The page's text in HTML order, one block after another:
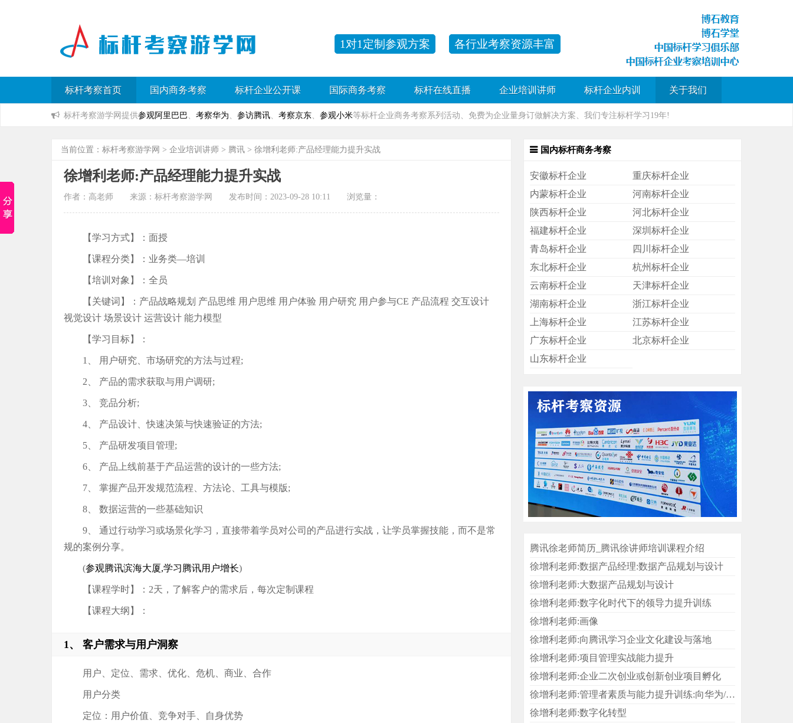
1对1定制参观方案 各行业考察资源丰富
标杆考察首页 国内商务考察 标杆企业公开课 国际商务考察 标杆在线直播 企业培训讲师 标杆企业内训 关于我们
标杆考察游学网提供参观阿里巴巴 考察华为 参访腾讯 考察京东 参观小米等标杆企业商务考察系列活动、免费为企业量身订做解决方案、我们专注标杆学习19年!
当前位置： 标杆考察游学网 > 企业培训讲师 > 腾讯 > 徐增利老师:产品经理能力提升实战
徐增利老师:产品经理能力提升实战
作者：高老师 来源：标杆考察游学网 发布时间：2023-09-28 10:11 浏览量：
【学习方式】：面授
【课程分类】：业务类—培训
【培训对象】：全员
【关键词】：产品战略规划 产品思维 用户思维 用户体验 用户研究 用户参与CE 产品流程 交互设计
视觉设计 场景设计 运营设计 能力模型
【学习目标】：
1、 用户研究、市场研究的方法与过程;
2、 产品的需求获取与用户调研;
3、 竞品分析;
4、 产品设计、快速决策与快速验证的方法;
5、 产品研发项目管理;
6、 产品上线前基于产品运营的设计的一些方法;
7、 掌握产品开发规范流程、方法论、工具与模版;
8、 数据运营的一些基础知识
9、 通过行动学习或场景化学习，直接带着学员对公司的产品进行实战，让学员掌握技能，而不是常
规的案例分享。
(参观腾讯滨海大厦,学习腾讯用户增长)
【课程学时】：2天，了解客户的需求后，每次定制课程
【课程大纲】：
1、 客户需求与用户洞察
用户、定位、需求、优化、危机、商业、合作
用户分类
定位：用户价值、竞争对手、自身优势
国内标杆商务考察
安徽标杆企业
重庆标杆企业
内蒙标杆企业
河南标杆企业
陕西标杆企业
河北标杆企业
福建标杆企业
深圳标杆企业
青岛标杆企业
四川标杆企业
东北标杆企业
杭州标杆企业
云南标杆企业
天津标杆企业
湖南标杆企业
浙江标杆企业
上海标杆企业
江苏标杆企业
广东标杆企业
北京标杆企业
山东标杆企业
腾讯徐老师简历_腾讯徐讲师培训课程介绍
徐增利老师:数据产品经理:数据产品规划与设计
徐增利老师:大数据产品规划与设计
徐增利老师:数字化时代下的领导力提升训练
徐增利老师:画像
徐增利老师:向腾讯学习企业文化建设与落地
徐增利老师:项目管理实战能力提升
徐增利老师:企业二次创业或创新创业项目孵化
徐增利老师:管理者素质与能力提升训练:向华为/腾讯学执行力与领导力
徐增利老师:数字化转型